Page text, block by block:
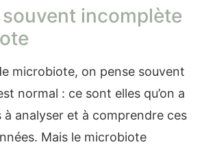
incomplète
microbiote, on pense souvent
normal : ce sont elles qu’on a
à analyser et à comprendre ces
Mais le microbiote